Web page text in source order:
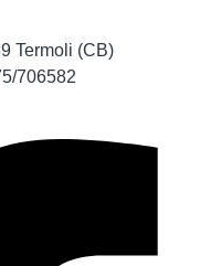
Termoli (CB)
706582